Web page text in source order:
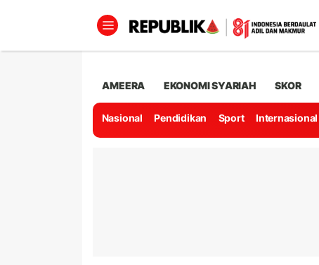
AMEERA EKONOMI SYARIAH SKOR
Nasional Pendidikan Sport Internasional